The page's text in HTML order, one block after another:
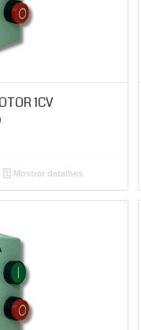
1CV
Mostrar detalhes